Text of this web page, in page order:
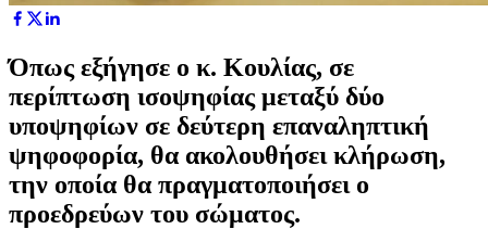
Όπως εξήγησε ο κ. Κουλίας, σε
περίπτωση ισοψηφίας μεταξύ δύο
υποψηφίων σε δεύτερη επαναληπτική
ψηφοφορία, θα ακολουθήσει κλήρωση,
την οποία θα πραγματοποιήσει ο
προεδρεύων του σώματος.